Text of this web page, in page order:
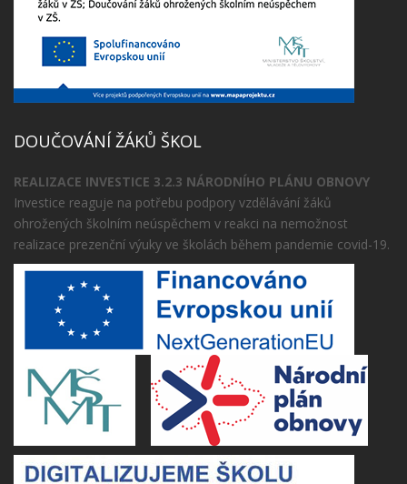
DOUČOVÁNÍ ŽÁKŮ ŠKOL
REALIZACE INVESTICE 3.2.3 NÁRODNÍHO PLÁNU OBNOVY
Investice reaguje na potřebu podpory vzdělávání žáků
ohrožených školním neúspěchem v reakci na nemožnost
realizace prezenční výuky ve školách během pandemie covid-19.